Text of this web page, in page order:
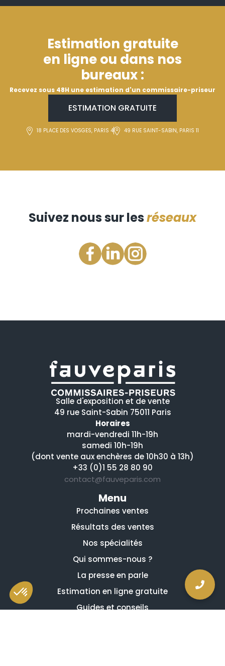
Estimation gratuite
en ligne ou dans nos
bureaux :
Recevez sous 48H une estimation d'un commissaire-priseur
ESTIMATION GRATUITE
18 PLACE DES VOSGES, PARIS 4 49 RUE SAINT-SABIN, PARIS 11
Suivez nous sur lesréseaux
Salle d'exposition et de vente
49 rue Saint-Sabin 75011 Paris
Horaires
mardi-vendredi 11h-19h
samedi 10h-19h
(dont vente aux enchères de 10h30 à 13h)
+33 (0)1 55 28 80 90
contact@fauveparis.com
Menu
Prochaines ventes
Résultats des ventes
Nos spécialités
Qui sommes-nous ?
La presse en parle
Estimation en ligne gratuite
Guides et conseils